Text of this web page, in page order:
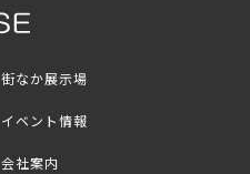
街なか展示場
イベント情報
会社案内